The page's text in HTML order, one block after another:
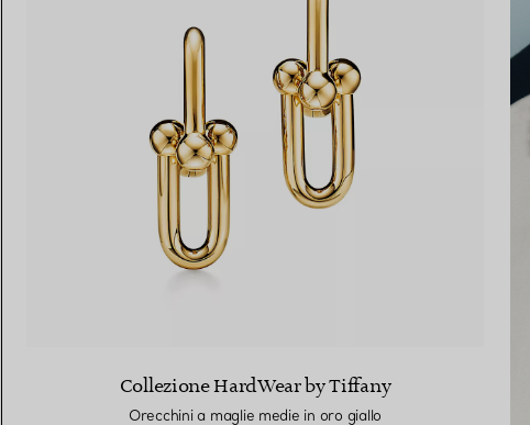
Collezione HardWear by Tiffany
Orecchini a maglie medie in oro giallo